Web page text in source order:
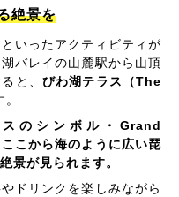
絶景を
いったアクティビティが
バレイの山麓駅から山頂
と、 びわ湖テラス（The
のシンボル・Grand
こから海のように広い琵
景が見られます。
ドリンクを楽しみながら